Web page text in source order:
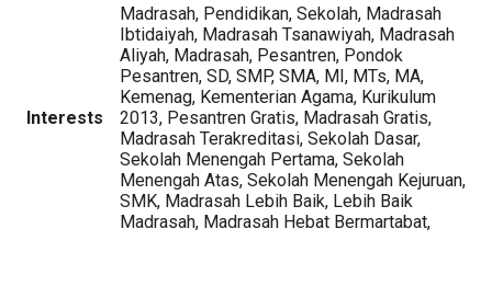
Interests
Madrasah, Pendidikan, Sekolah, Madrasah
Ibtidaiyah, Madrasah Tsanawiyah, Madrasah
Aliyah, Madrasah, Pesantren, Pondok
Pesantren, SD, SMP, SMA, MI, MTs, MA,
Kemenag, Kementerian Agama, Kurikulum
2013, Pesantren Gratis, Madrasah Gratis,
Madrasah Terakreditasi, Sekolah Dasar,
Sekolah Menengah Pertama, Sekolah
Menengah Atas, Sekolah Menengah Kejuruan,
SMK, Madrasah Lebih Baik, Lebih Baik
Madrasah, Madrasah Hebat Bermartabat,